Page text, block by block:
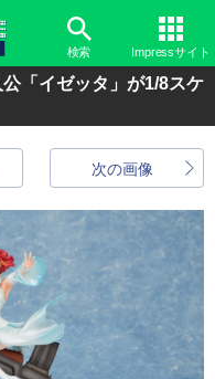
検索 Impressサイト
「イゼッタ」が1/8スケ
次の画像